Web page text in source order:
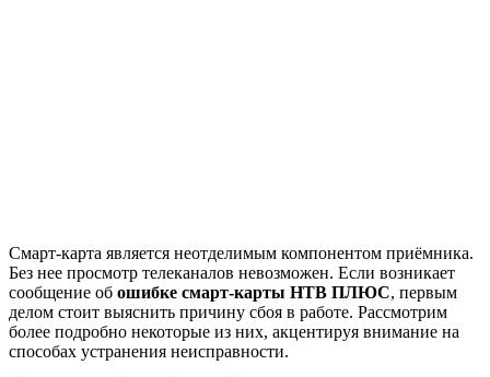
Смарт-карта является неотделимым компонентом приёмника.
Без нее просмотр телеканалов невозможен. Если возникает
сообщение об ошибке смарт-карты НТВ ПЛЮС, первым
делом стоит выяснить причину сбоя в работе. Рассмотрим
более подробно некоторые из них, акцентируя внимание на
способах устранения неисправности.